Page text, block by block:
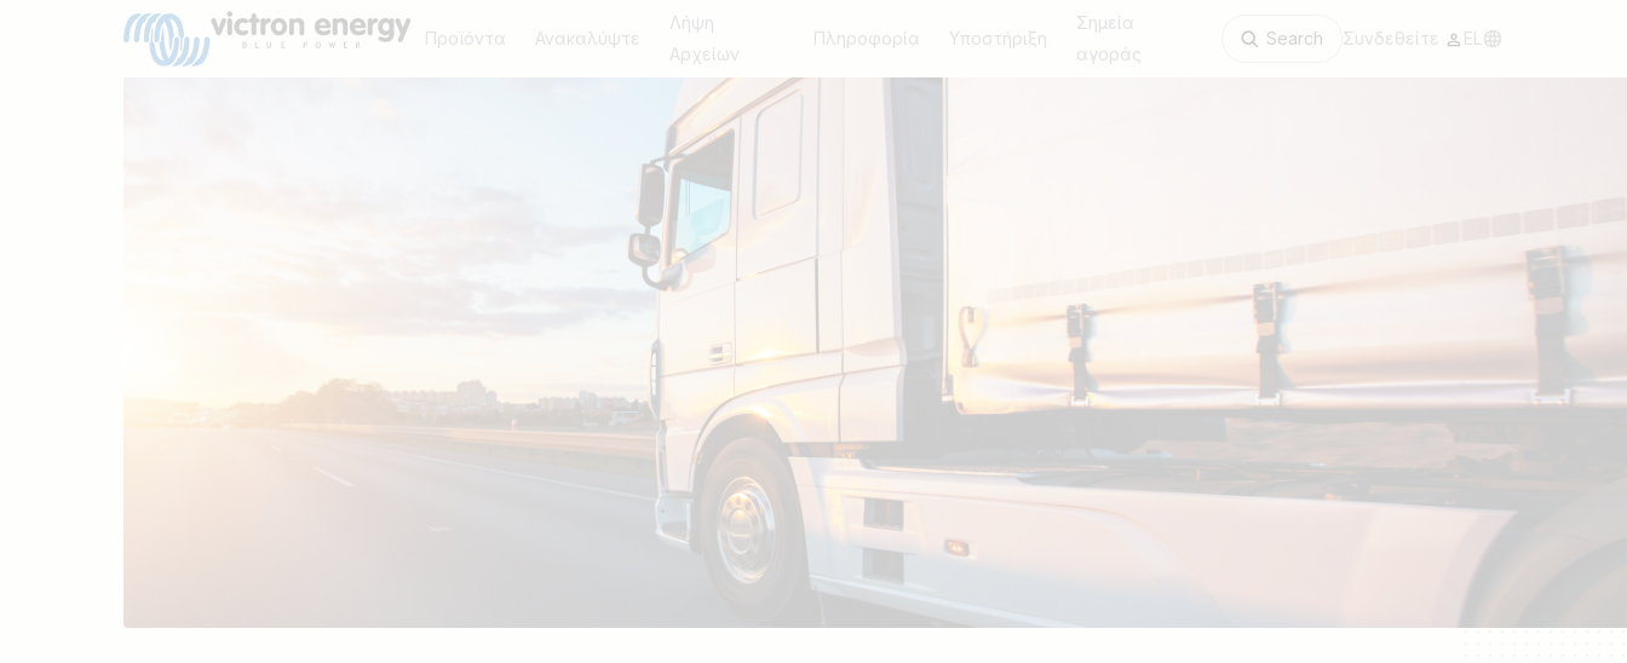
Προϊόντα Ανακαλύψτε
Λήψη
Αρχείων
Πληροφορία Υποστήριξη
Σημεία
αγοράς
Search Συνδεθείτε EL